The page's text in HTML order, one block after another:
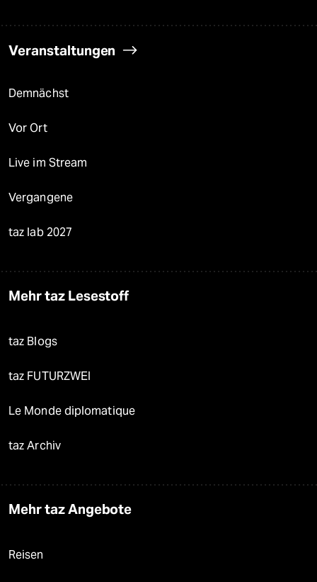
Veranstaltungen
Demnächst
Vor Ort
Live im Stream
Vergangene
taz lab 2027
Mehr taz Lesestoff
taz Blogs
taz FUTURZWEI
Le Monde diplomatique
taz Archiv
Mehr taz Angebote
Reisen